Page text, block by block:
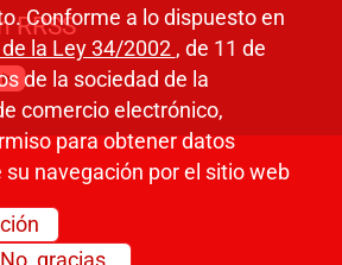
RRSS
Conforme a lo dispuesto en
la Ley 34/2002 , de 11 de
de la sociedad de la
comercio electrónico,
para obtener datos
navegación por el sitio web
No, gracias.